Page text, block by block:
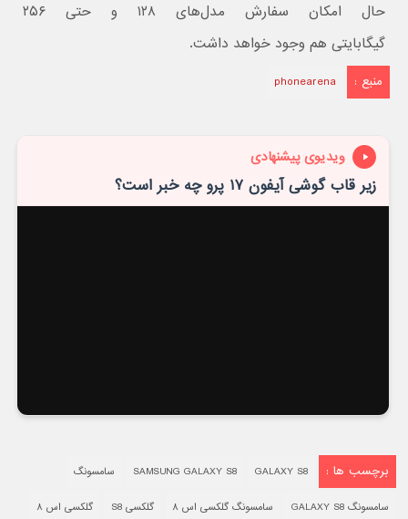
حال امکان سفارش مدل‌های ۱۲۸ و حتی ۲۵۶
گیگابایتی هم وجود خواهد داشت.
منبع : phonearena
ویدیوی پیشنهادی
زیر قاب گوشی آیفون ۱۷ پرو چه خبر است؟
برچسب ها : GALAXY S8
SAMSUNG GALAXY S8 سامسونگ
سامسونگ GALAXY S8 سامسونگ گلکسی اس ۸ گلکسی S8 گلکسی اس ۸